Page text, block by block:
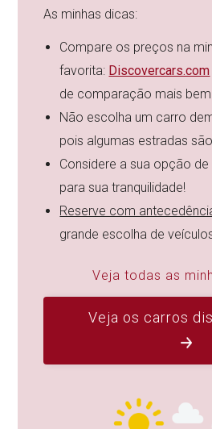
As minhas dicas:
Compare os preços na
favorita: Discovercars.com
de comparação mais
Não escolha um carro
pois algumas estradas
Considere a sua opção
para sua tranquilidade!
Reserve com
grande escolha de
Veja todas as
Veja os carros